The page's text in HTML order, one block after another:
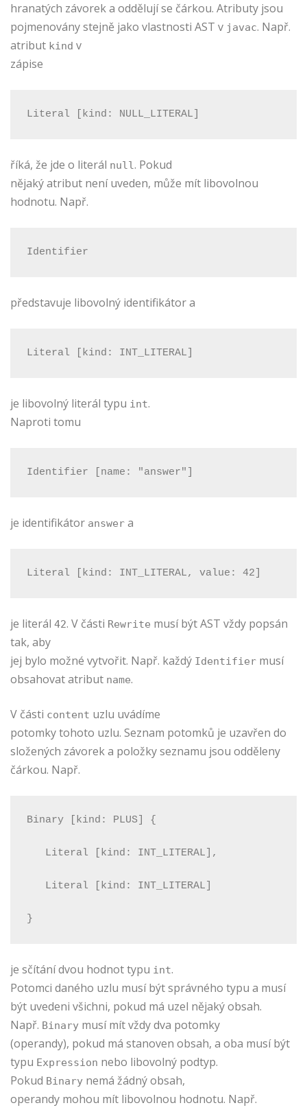
hranatých závorek a oddělují se čárkou. Atributy jsou
pojmenovány stejně jako vlastnosti AST v javac. Např.
atribut kind v
zápise
Literal [kind: NULL_LITERAL]
říká, že jde o literál null. Pokud
nějaký atribut není uveden, může mít libovolnou
hodnotu. Např.
Identifier
představuje libovolný identifikátor a
Literal [kind: INT_LITERAL]
je libovolný literál typu int.
Naproti tomu
Identifier [name: "answer"]
je identifikátor answer a
Literal [kind: INT_LITERAL, value: 42]
je literál 42. V části Rewrite musí být AST vždy popsán
tak, aby
jej bylo možné vytvořit. Např. každý Identifier musí
obsahovat atribut name.
V části content uzlu uvádíme
potomky tohoto uzlu. Seznam potomků je uzavřen do
složených závorek a položky seznamu jsou odděleny
čárkou. Např.
Binary [kind: PLUS] {
   Literal [kind: INT_LITERAL],
   Literal [kind: INT_LITERAL]
}
je sčítání dvou hodnot typu int.
Potomci daného uzlu musí být správného typu a musí
být uvedeni všichni, pokud má uzel nějaký obsah.
Např. Binary musí mít vždy dva potomky
(operandy), pokud má stanoven obsah, a oba musí být
typu Expression nebo libovolný podtyp.
Pokud Binary nemá žádný obsah,
operandy mohou mít libovolnou hodnotu. Např.